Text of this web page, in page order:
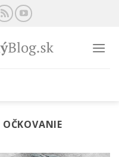
OČKOVANIE